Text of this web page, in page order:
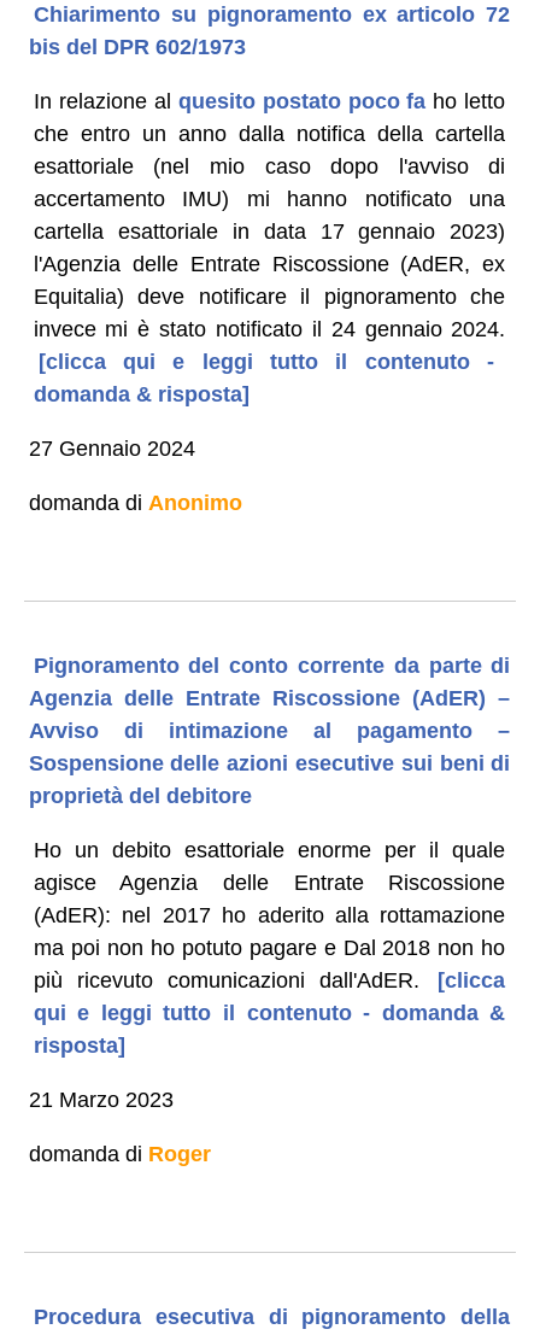
Chiarimento su pignoramento ex articolo 72
bis del DPR 602/1973
In relazione al quesito postato poco fa ho letto
che entro un anno dalla notifica della cartella
esattoriale (nel mio caso dopo l'avviso di
accertamento IMU) mi hanno notificato una
cartella esattoriale in data 17 gennaio 2023)
l'Agenzia delle Entrate Riscossione (AdER, ex
Equitalia) deve notificare il pignoramento che
invece mi è stato notificato il 24 gennaio 2024.
[clicca qui e leggi tutto il contenuto -
domanda & risposta]
27 Gennaio 2024
domanda di Anonimo
Pignoramento del conto corrente da parte di
Agenzia delle Entrate Riscossione (AdER) –
Avviso di intimazione al pagamento –
Sospensione delle azioni esecutive sui beni di
proprietà del debitore
Ho un debito esattoriale enorme per il quale
agisce Agenzia delle Entrate Riscossione
(AdER): nel 2017 ho aderito alla rottamazione
ma poi non ho potuto pagare e Dal 2018 non ho
più ricevuto comunicazioni dall'AdER.
[clicca
qui e leggi tutto il contenuto - domanda &
risposta]
21 Marzo 2023
domanda di Roger
Procedura esecutiva di pignoramento della